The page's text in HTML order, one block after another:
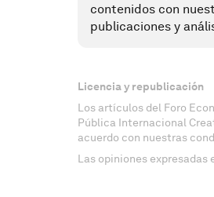
contenidos con
publicaciones y
Licencia y republicación
Los artículos del Foro
Pública Internacional
acuerdo con nuestras
Las opiniones expresadas